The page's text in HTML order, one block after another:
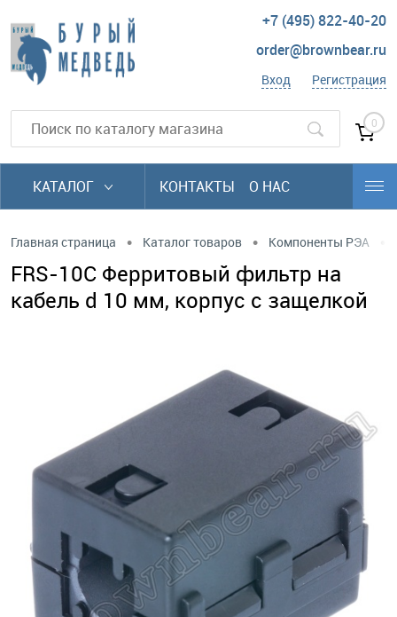
+7 (495) 822-40-20
order@brownbear.ru
Вход Регистрация
0
КАТАЛОГ КОНТАКТЫ О НАС
Главная страница • Каталог товаров • Компоненты РЭА
FRS-10C Ферритовый фильтр на
кабель d 10 мм, корпус с защелкой